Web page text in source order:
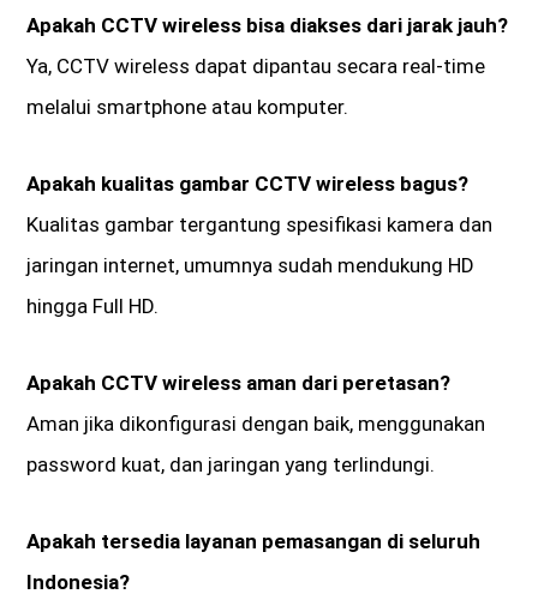
Apakah CCTV wireless bisa diakses dari jarak jauh?
Ya, CCTV wireless dapat dipantau secara real-time
melalui smartphone atau komputer.
Apakah kualitas gambar CCTV wireless bagus?
Kualitas gambar tergantung spesifikasi kamera dan
jaringan internet, umumnya sudah mendukung HD
hingga Full HD.
Apakah CCTV wireless aman dari peretasan?
Aman jika dikonfigurasi dengan baik, menggunakan
password kuat, dan jaringan yang terlindungi.
Apakah tersedia layanan pemasangan di seluruh
Indonesia?